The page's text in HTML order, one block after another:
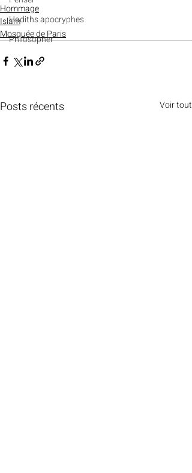
Hadiths apocryphes
Philosopher
Hommage
Islam
Mosquée de Paris
Posts récents Voir tout